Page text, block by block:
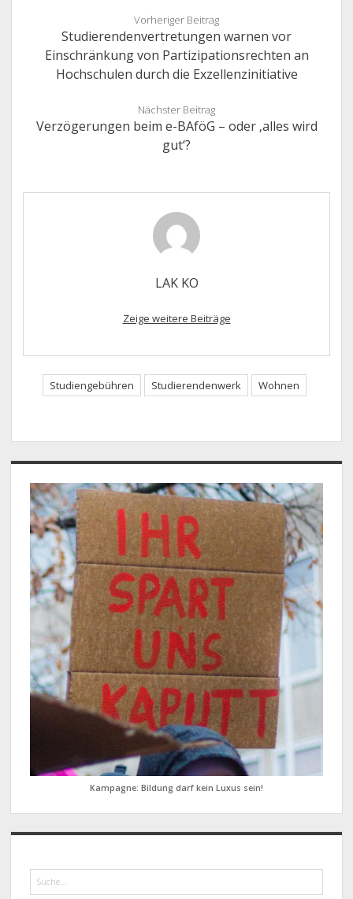
Vorheriger Beitrag
Studierendenvertretungen warnen vor
Einschränkung von Partizipationsrechten an
Hochschulen durch die Exzellenzinitiative
Nächster Beitrag
Verzögerungen beim e-BAföG – oder ‚alles wird
gut‘?
LAK KO
Zeige weitere Beiträge
Studiengebühren Studierendenwerk Wohnen
Sidebar
Kampagne: Bildung darf kein Luxus sein!
Suche